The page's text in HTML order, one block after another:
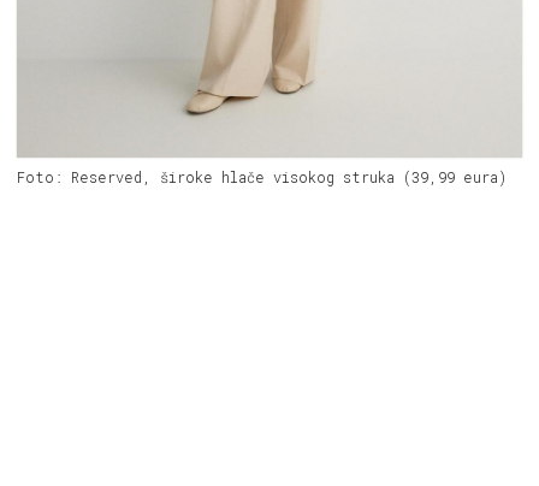
Foto: Reserved, široke hlače visokog struka (39,99 eura)